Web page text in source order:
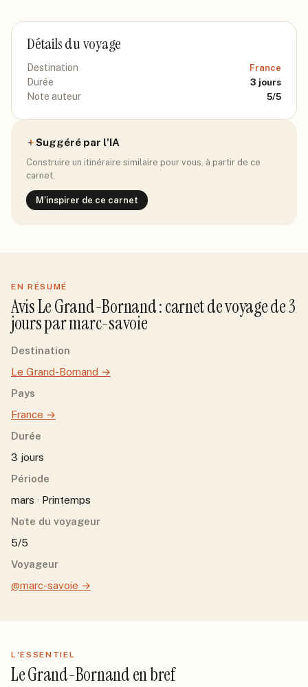
Détails du voyage
Destination France
Durée 3 jours
Note auteur 5/5
Suggéré par l'IA
Construire un itinéraire similaire pour vous, à partir de ce
carnet.
M'inspirer de ce carnet
EN RÉSUMÉ
AvisLe Grand-Bornand: carnet de voyage de3
joursparmarc-savoie
Destination
Le Grand-Bornand →
Pays
France →
Durée
3 jours
Période
mars · Printemps
Note du voyageur
5/5
Voyageur
@marc-savoie →
L'ESSENTIEL
Le Grand-Bornanden bref